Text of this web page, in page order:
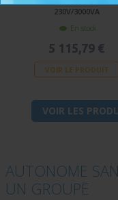
230V/3000VA
En stock
5 115,79 €
VOIR LE PRODUIT
VOIR LES
AUTONOME
UN GROUPE